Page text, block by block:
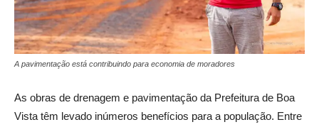
A pavimentação está contribuindo para economia de moradores
As obras de drenagem e pavimentação da Prefeitura de Boa
Vista têm levado inúmeros benefícios para a população. Entre